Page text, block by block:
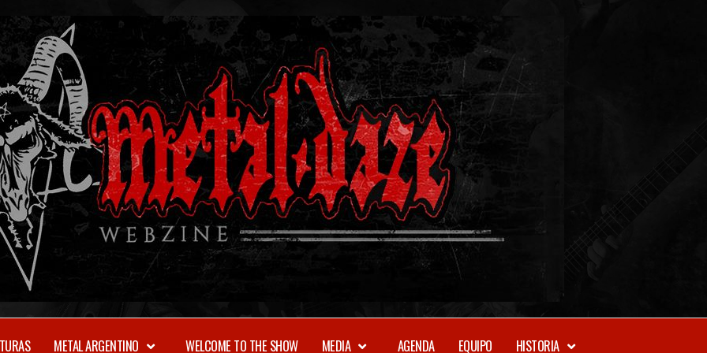
WEBZINE
METAL ARGENTINO WELCOME TO THE SHOW MEDIA AGENDA EQUIPO HISTORIA